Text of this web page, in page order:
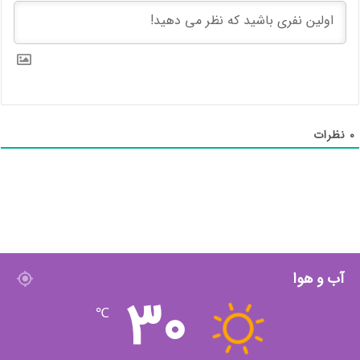
کاربران و یکی از موثرترین
ابزارهای تعامل با
مشتریان است.
چرا پیامک یک ابزار ارتباطی موثر است؟
اس ام اس مارکتینگ و ارسال پیامک با هدف بازاریابی دارای مزایای
0 نظرات
آب و هوا
30
℃